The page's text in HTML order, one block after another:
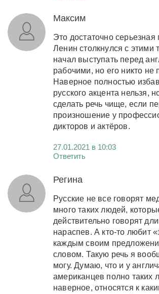
Максим
Это достаточно
Ленин столкнулся с этими
начал выступать перед
рабочими, но его никто не
Наверное полностью
русского акцента нельзя,
сделать речь чище, если
произношение у
дикторов и актёров.
27.01.2021 в 10:03
Ответить
Регина
Русские не все говорят
много таких людей,
действительно говорят
нараспев. А кто-то любит
каждым своим
словом. Такую речь я
могу. Думаю, что и у
американцев полно таких
наверное, относятся к